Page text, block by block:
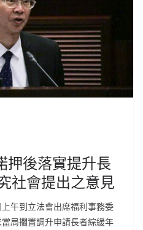
押後落實提升長
社會提出之意見
午到立法會出席福利事務委
局擱置調升申請長者綜緩年